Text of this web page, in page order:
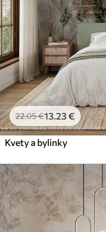
22.05€13 .23€
Kvety a bylinky